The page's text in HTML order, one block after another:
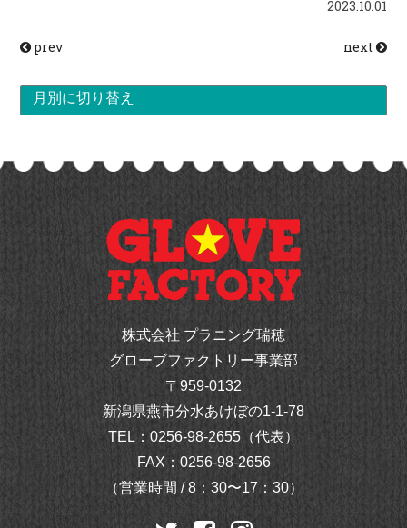
2023.10.01
prev next
株式会社 プラニング瑞穂
グローブファクトリー事業部
〒959-0132
新潟県燕市分水あけぼの1-1-78
TEL： 0256-98-2655（代表）
FAX：0256-98-2656
（営業時間 / 8：30〜17：30）